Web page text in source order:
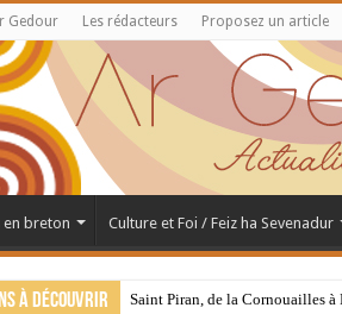
Gedour Les rédacteurs Proposez un article
en breton Culture et Foi / Feiz ha Sevenadur
à découvrir Saint Piran, de la Cornouailles à